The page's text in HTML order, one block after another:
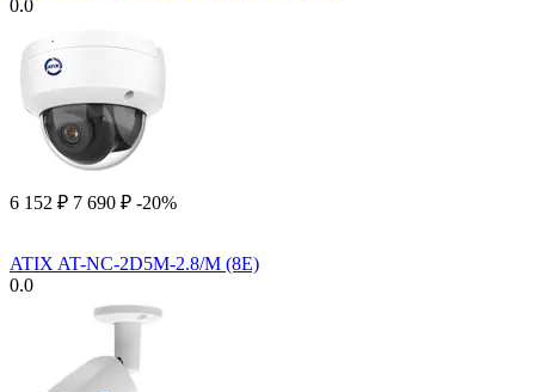
0.0
6 152 ₽ 7 690 ₽ -20%
ATIX AT-NC-2D5M-2.8/M (8E)
0.0